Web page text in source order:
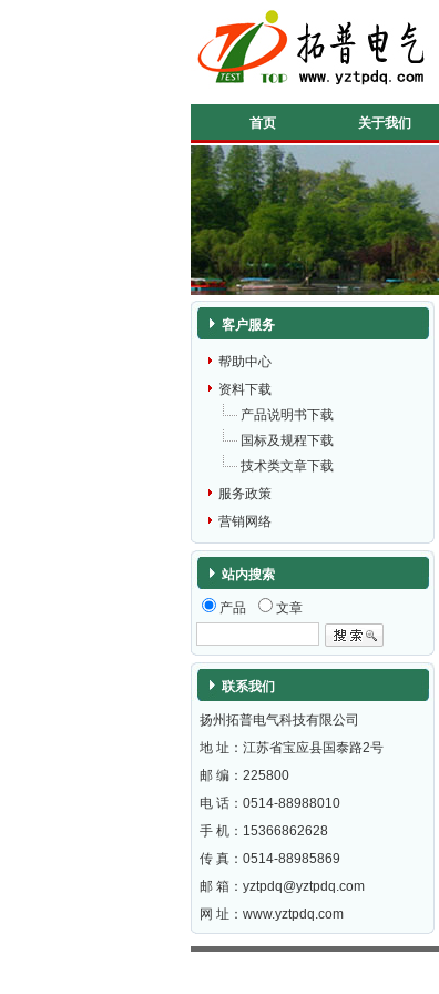
首页 关于我们
客户服务
帮助中心
资料下载
产品说明书下载
国标及规程下载
技术类文章下载
服务政策
营销网络
站内搜索
产品 文章
联系我们
扬州拓普电气科技有限公司
地 址：江苏省宝应县国泰路2号
邮 编： 225800
电 话：0514-88988010
手 机：15366862628
传 真：0514-88985869
邮 箱： yztpdq@yztpdq.com
网 址： www.yztpdq.com